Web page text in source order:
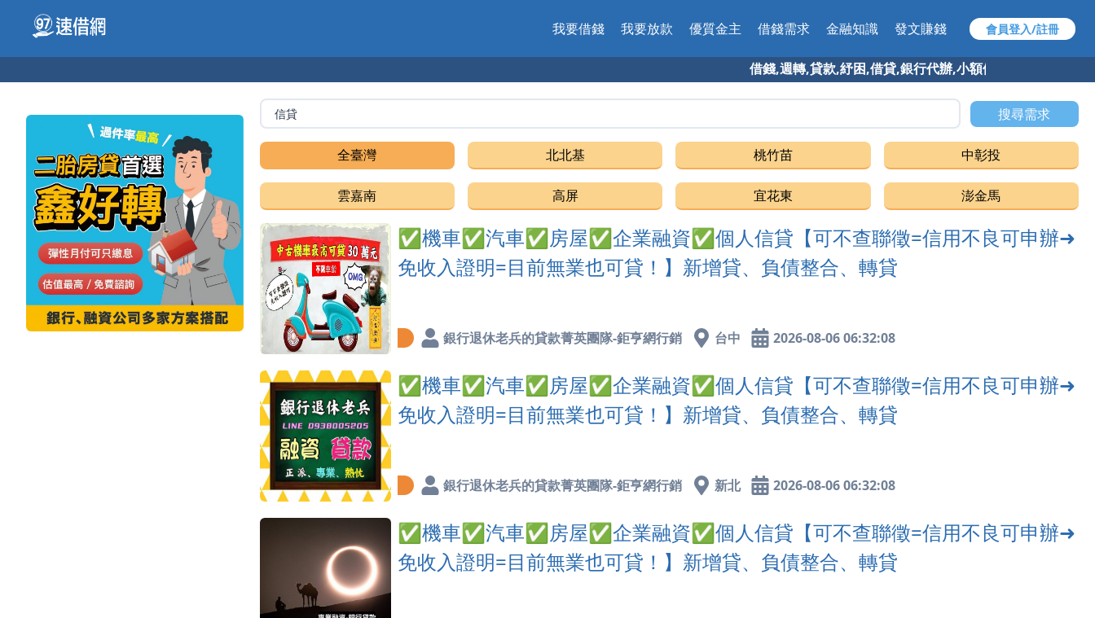
我要借錢 我要放款 優質金主 借錢需求 金融知識 發文賺錢 會員登入/註冊
借錢,週轉,貸款,紓困,借貸,銀行代辦,小額借款,快速借錢 找 97速
搜尋需求
全臺灣 北北基 桃竹苗 中彰投
雲嘉南 高屏 宜花東 澎金馬
✅機車✅汽車✅房屋✅企業融資✅個人信貸【可不查聯徵=信用不良可申辦➜
免收入證明=目前無業也可貸！】新增貸、負債整合、轉貸
銀行退休老兵的貸款菁英團隊-鉅亨網行銷 台中 2026-08-06 06:32:08
✅機車✅汽車✅房屋✅企業融資✅個人信貸【可不查聯徵=信用不良可申辦➜
免收入證明=目前無業也可貸！】新增貸、負債整合、轉貸
銀行退休老兵的貸款菁英團隊-鉅亨網行銷 新北 2026-08-06 06:32:08
✅機車✅汽車✅房屋✅企業融資✅個人信貸【可不查聯徵=信用不良可申辦➜
免收入證明=目前無業也可貸！】新增貸、負債整合、轉貸